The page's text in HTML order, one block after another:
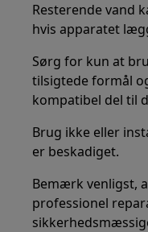
Resterende vand
hvis apparatet
Sørg for kun at
tilsigtede formål
kompatibel del til
Brug ikke eller
er beskadiget.
Bemærk venligst,
professionel